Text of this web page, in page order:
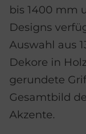
bis 1400 mm
Designs
Auswahl aus
Dekore in
gerundete
Gesamtbild
Akzente.